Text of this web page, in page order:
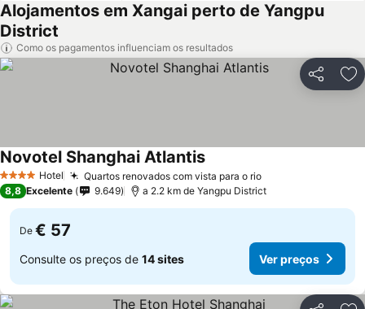
Alojamentos em Xangai perto de Yangpu
District
Como os pagamentos influenciam os resultados
Partilhar
4 EstrelasHotel Quartos renovados com vista para o rioVer preços
Novotel Shanghai AtlantisVer preços
8,8 Excelente 9.649 a 2.2 km de Yangpu District
De € 57
Consulte os preços de 14 sites Ver preços